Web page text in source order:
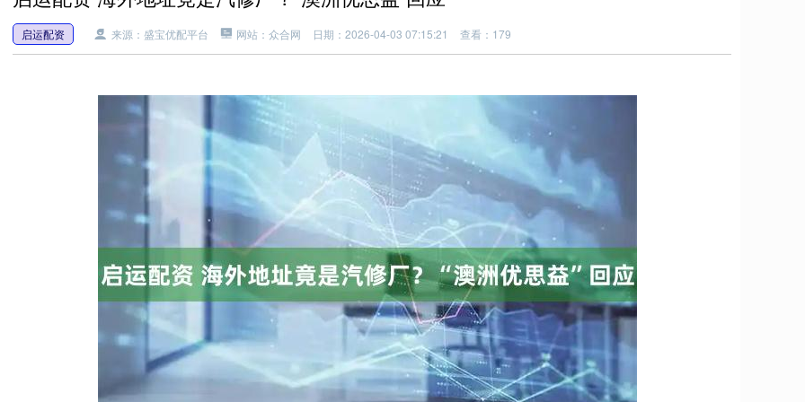
启运配资 来源：盛宝优配平台 网站：众合网 日期：2026-04-03 07:15:21 查看：179